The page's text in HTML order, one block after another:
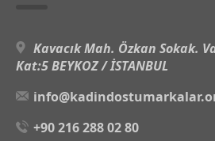
Kavacık Mah. Özkan Sokak.
Kat:5 BEYKOZ / İSTANBUL
+90 216 288 02 80